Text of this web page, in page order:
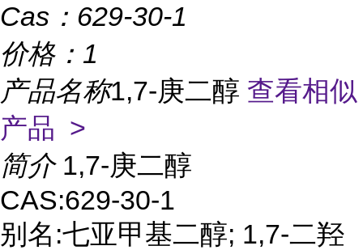
Cas： 629-30-1
价格： 1
产品名称1,7-庚二醇 查看相似
产品 >
简介 1,7-庚二醇
CAS:629-30-1
别名:七亚甲基二醇; 1,7-二羟